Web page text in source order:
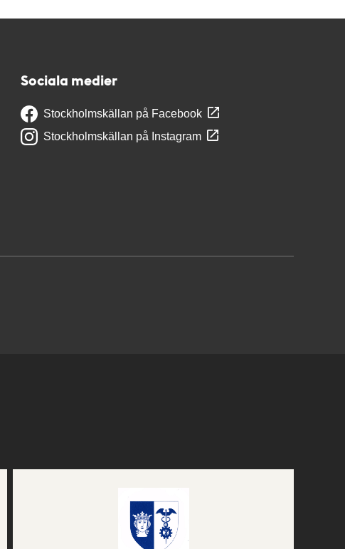
Sociala medier
Stockholmskällan på Facebook
Stockholmskällan på Instagram